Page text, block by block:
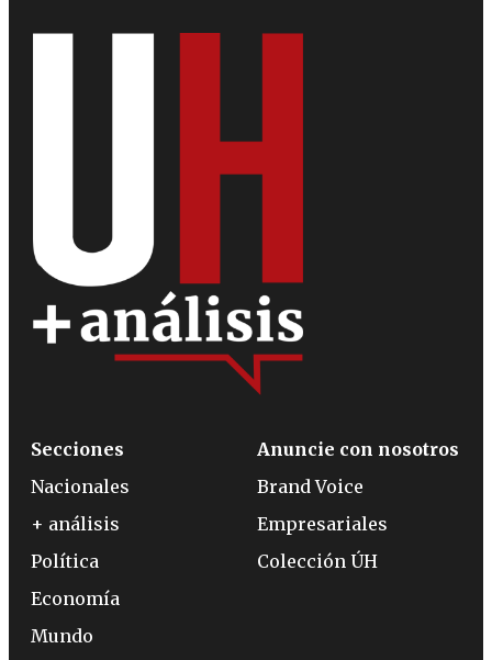
Secciones
Nacionales
+ análisis
Política
Economía
Mundo
Anuncie con nosotros
Brand Voice
Empresariales
Colección ÚH